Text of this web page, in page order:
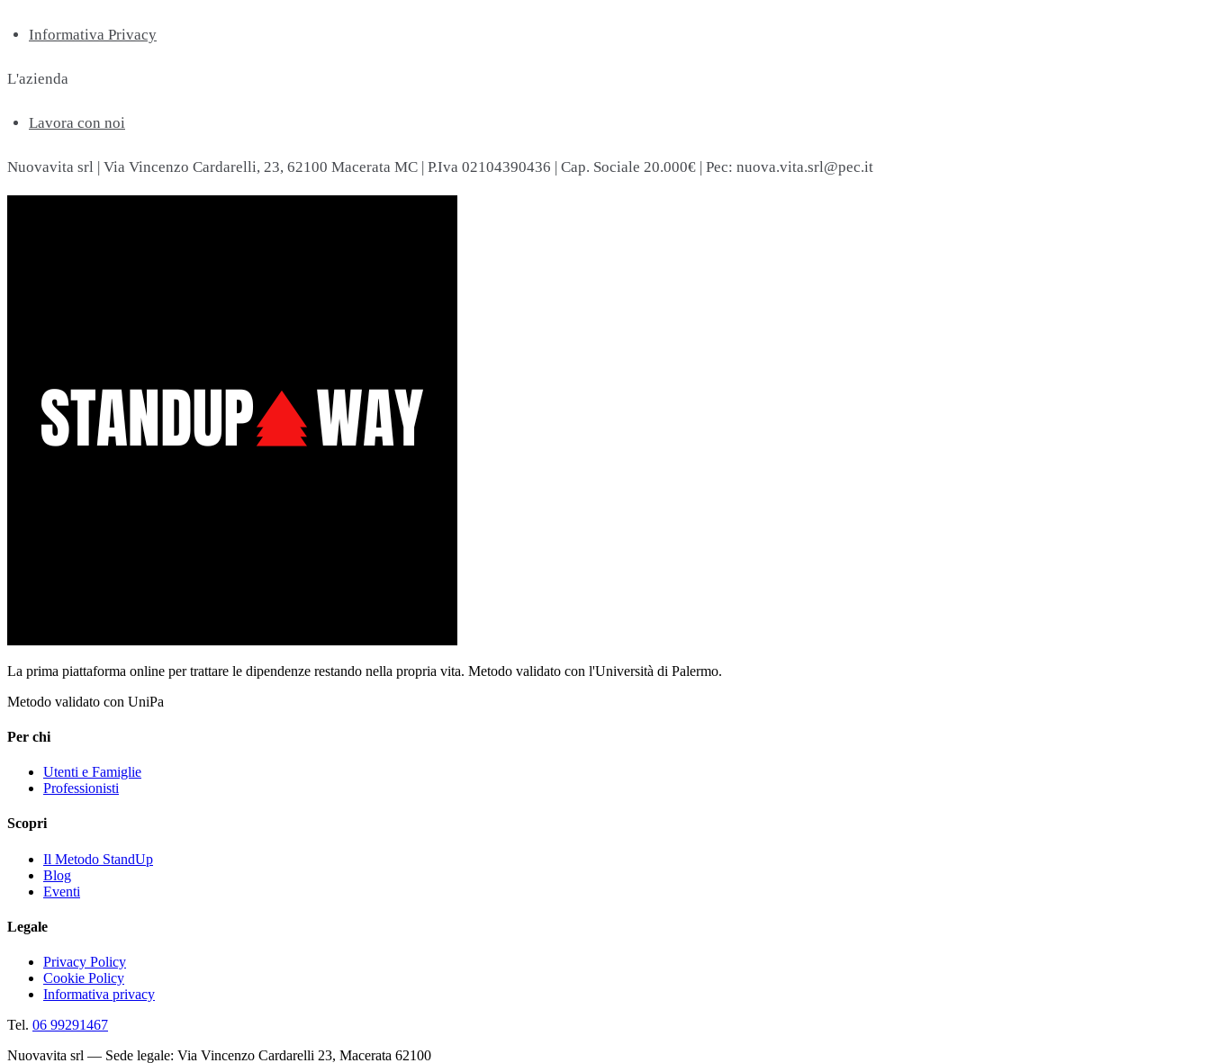
Informativa Privacy
L'azienda
Lavora con noi
Nuovavita srl | Via Vincenzo Cardarelli, 23, 62100 Macerata MC | P.Iva 02104390436 | Cap. Sociale 20.000€ | Pec: nuova.vita.srl@pec.it
La prima piattaforma online per trattare le dipendenze restando nella propria vita. Metodo validato con l'Università di Palermo.
Metodo validato con UniPa
Per chi
Utenti e Famiglie
Professionisti
Scopri
Il Metodo StandUp
Blog
Eventi
Legale
Privacy Policy
Cookie Policy
Informativa privacy
Tel. 06 99291467
Nuovavita srl — Sede legale: Via Vincenzo Cardarelli 23, Macerata 62100